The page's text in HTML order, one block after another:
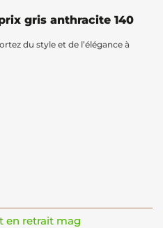
gris anthracite 140
du style et de l’élégance à
en retrait mag